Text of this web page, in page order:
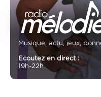
Musique, actu, jeux,
Ecoutez en direct :
19h-22h